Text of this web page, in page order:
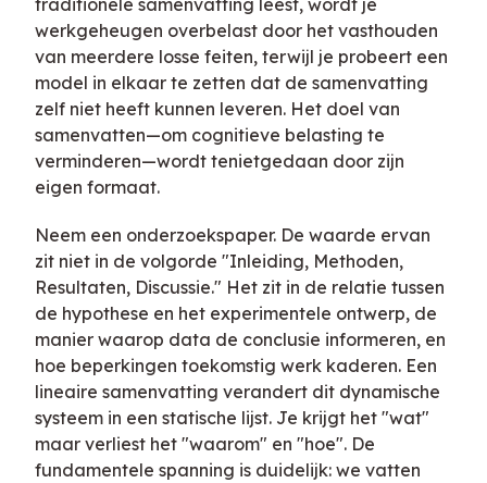
werkgeheugen overbelast door het vasthouden
van meerdere losse feiten, terwijl je probeert een
model in elkaar te zetten dat de samenvatting
zelf niet heeft kunnen leveren. Het doel van
samenvatten—om cognitieve belasting te
verminderen—wordt tenietgedaan door zijn
eigen formaat.
Neem een onderzoekspaper. De waarde ervan
zit niet in de volgorde "Inleiding, Methoden,
Resultaten, Discussie." Het zit in de relatie tussen
de hypothese en het experimentele ontwerp, de
manier waarop data de conclusie informeren, en
hoe beperkingen toekomstig werk kaderen. Een
lineaire samenvatting verandert dit dynamische
systeem in een statische lijst. Je krijgt het "wat"
maar verliest het "waarom" en "hoe". De
fundamentele spanning is duidelijk: we vatten